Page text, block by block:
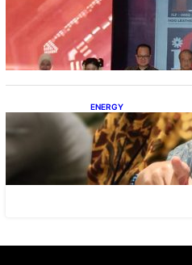
Terbuka,
Lokal
ENERGY
IESR:
Percepatan PLTS